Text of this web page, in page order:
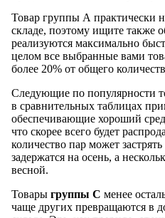
Товар группы А практически
складе, поэтому ищите также
реализуются максимально
целом все выбранные вами
более 20% от общего
Следующие по популярности
в сравнительных таблицах
обеспечивающие хороший
что скорее всего будет
количество пар может
задержатся на осень, а
весной.
Товары группы С менее
чаще других превращаются в